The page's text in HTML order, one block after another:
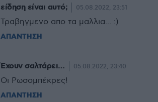
είδηση είναι αυτό; 05.08.2022, 23:51
Τραβηγμενο απο τα μαλλια... :)
ΑΠΑΝΤΗΣΗ
Έχουν σαλτάρει… 05.08.2022, 23:40
Οι Ρωσομπέκρες!
ΑΠΑΝΤΗΣΗ